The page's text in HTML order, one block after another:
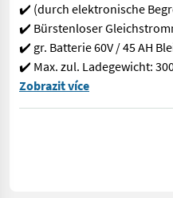
✔️ (durch elektronische
✔️ Bürstenloser
✔️ gr. Batterie 60V / 45 AH
✔️ Max. zul. Ladegewicht:
✨ EcoLine Elektro-
Zobrazit více